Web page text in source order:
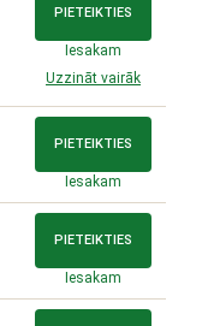
PIETEIKTIES
Iesakam
Uzzināt vairāk
PIETEIKTIES
Iesakam
PIETEIKTIES
Iesakam